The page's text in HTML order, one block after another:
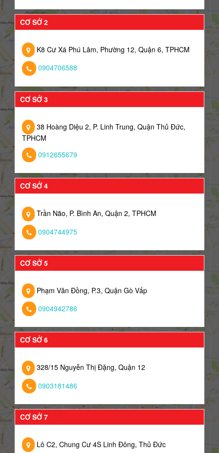
CƠ SỞ 2
K8 Cư Xá Phú Lâm, Phường 12, Quận 6, TPHCM
0904706588
CƠ SỞ 3
38 Hoàng Diệu 2, P. Linh Trung, Quận Thủ Đức,
TPHCM
0912655679
CƠ SỞ 4
Trần Não, P. Bình An, Quận 2, TPHCM
0904744975
CƠ SỞ 5
Phạm Văn Đồng, P.3, Quận Gò Vấp
0904942786
CƠ SỞ 6
328/15 Nguyễn Thị Đặng, Quận 12
0903181486
CƠ SỞ 7
Lô C2, Chung Cư 4S Linh Đông, Thủ Đức